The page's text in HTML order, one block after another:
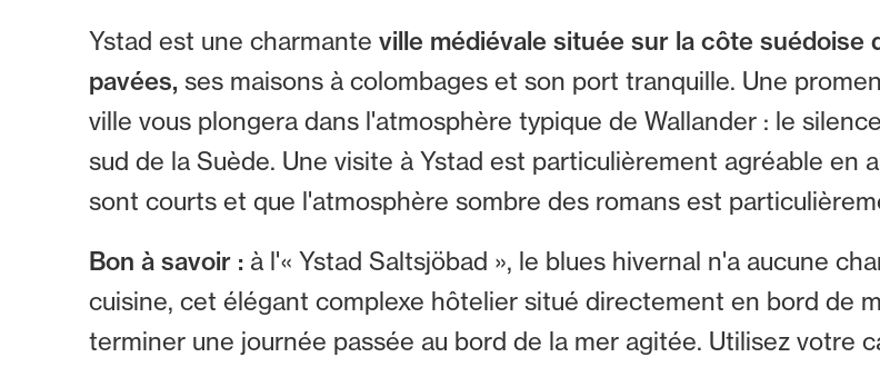
Ystad est une charmante ville médiévale située sur la côte suédoise
pavées, ses maisons à colombages et son port tranquille. Une
ville vous plongera dans l'atmosphère typique de Wallander : le
sud de la Suède. Une visite à Ystad est particulièrement agréable en
sont courts et que l'atmosphère sombre des romans est
Bon à savoir : à l'« Ystad Saltsjöbad », le blues hivernal n'a aucune
cuisine, cet élégant complexe hôtelier situé directement en bord de
terminer une journée passée au bord de la mer agitée. Utilisez votre